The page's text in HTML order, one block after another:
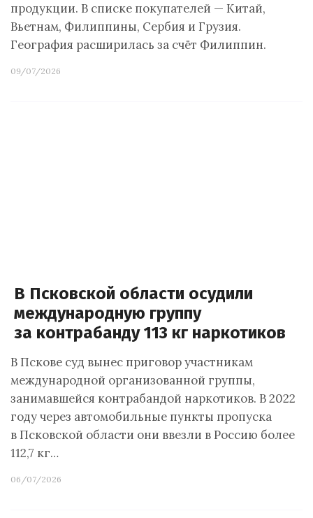
продукции. В списке покупателей — Китай,
Вьетнам, Филиппины, Сербия и Грузия.
География расширилась за счёт Филиппин.
09/07/2026
В Псковской области осудили
международную группу
за контрабанду 113 кг наркотиков
В Пскове суд вынес приговор участникам
международной организованной группы,
занимавшейся контрабандой наркотиков. В 2022
году через автомобильные пункты пропуска
в Псковской области они ввезли в Россию более
112,7 кг…
06/07/2026